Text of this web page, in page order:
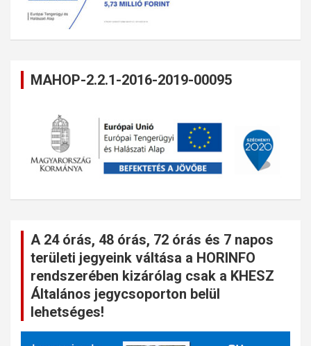
MAHOP-2.2.1-2016-2019-00095
A 24 órás, 48 órás, 72 órás és 7 napos
területi jegyeink váltása a HORINFO
rendszerében kizárólag csak a KHESZ
Általános jegycsoporton belül
lehetséges!